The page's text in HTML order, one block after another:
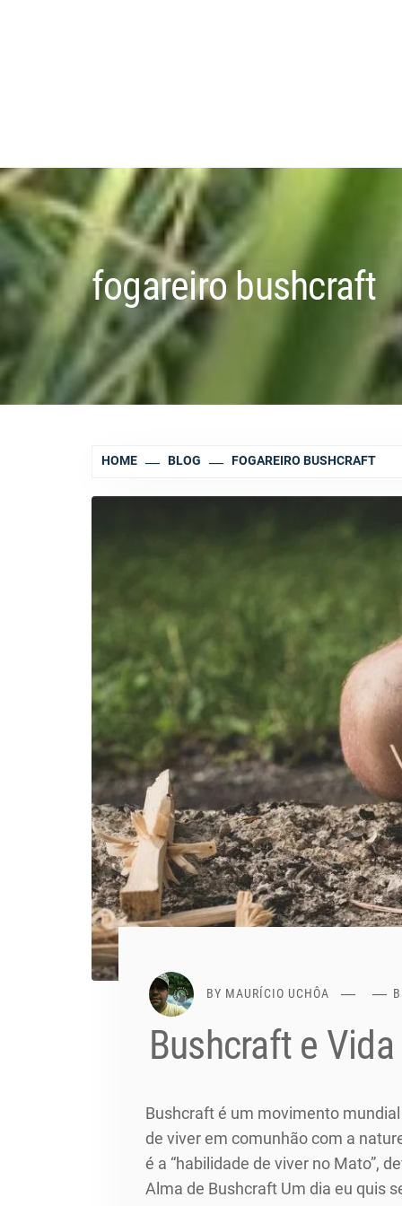
fogareiro bushcraft
HOME BLOG FOGAREIRO BUSHCRAFT
BY MAURÍCIO UCHÔA
Bushcraft e
Bushcraft é um movimento
de viver em comunhão com a
é a “habilidade de viver no Mato”,
Alma de Bushcraft Um dia eu quis